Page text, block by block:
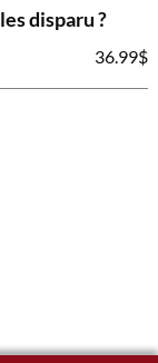
disparu ?
36.99$